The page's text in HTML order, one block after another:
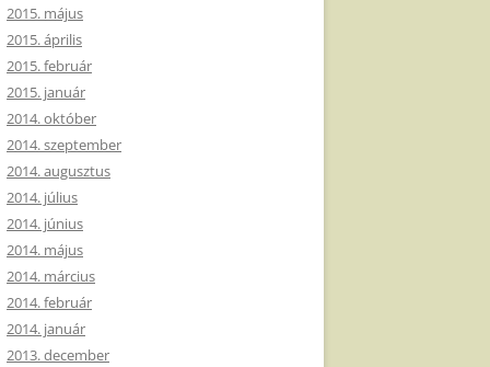
2015. május
2015. április
2015. február
2015. január
2014. október
2014. szeptember
2014. augusztus
2014. július
2014. június
2014. május
2014. március
2014. február
2014. január
2013. december